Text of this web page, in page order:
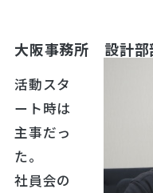
大阪事務所 設計
活動スタ
ート時は
主事だっ
た。
社員会の